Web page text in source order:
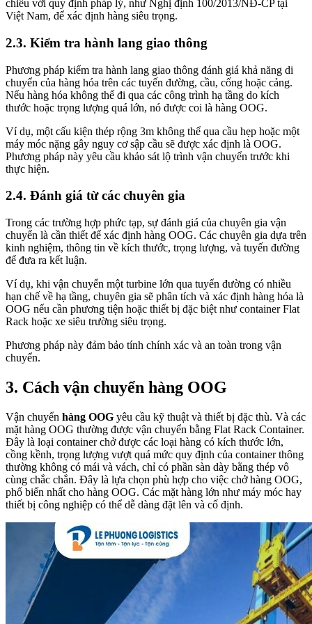
chiếu với quy định pháp lý, như Nghị định 100/2013/NĐ-CP tại
Việt Nam, để xác định hàng siêu trọng.
2.3. Kiểm tra hành lang giao thông
Phương pháp kiểm tra hành lang giao thông đánh giá khả năng di
chuyển của hàng hóa trên các tuyến đường, cầu, cống hoặc cảng.
Nếu hàng hóa không thể đi qua các công trình hạ tầng do kích
thước hoặc trọng lượng quá lớn, nó được coi là hàng OOG.
Ví dụ, một cấu kiện thép rộng 3m không thể qua cầu hẹp hoặc một
máy móc nặng gây nguy cơ sập cầu sẽ được xác định là OOG.
Phương pháp này yêu cầu khảo sát lộ trình vận chuyển trước khi
thực hiện.
2.4. Đánh giá từ các chuyên gia
Trong các trường hợp phức tạp, sự đánh giá của chuyên gia vận
chuyển là cần thiết để xác định hàng OOG. Các chuyên gia dựa trên
kinh nghiệm, thông tin về kích thước, trọng lượng, và tuyến đường
để đưa ra kết luận.
Ví dụ, khi vận chuyển một turbine lớn qua tuyến đường có nhiều
hạn chế về hạ tầng, chuyên gia sẽ phân tích và xác định hàng hóa là
OOG nếu cần phương tiện hoặc thiết bị đặc biệt như container Flat
Rack hoặc xe siêu trường siêu trọng.
Phương pháp này đảm bảo tính chính xác và an toàn trong vận
chuyển.
3. Cách vận chuyển hàng OOG
Vận chuyển hàng OOG yêu cầu kỹ thuật và thiết bị đặc thù. Và các
mặt hàng OOG thường được vận chuyển bằng Flat Rack Container.
Đây là loại container chở được các loại hàng có kích thước lớn,
cồng kềnh, trọng lượng vượt quá mức quy định của container thông
thường không có mái và vách, chỉ có phần sàn dày bằng thép vô
cùng chắc chắn. Đây là lựa chọn phù hợp cho việc chở hàng OOG,
phổ biến nhất cho hàng OOG. Các mặt hàng lớn như máy móc hay
thiết bị công nghiệp có thể dễ dàng đặt lên và cố định.